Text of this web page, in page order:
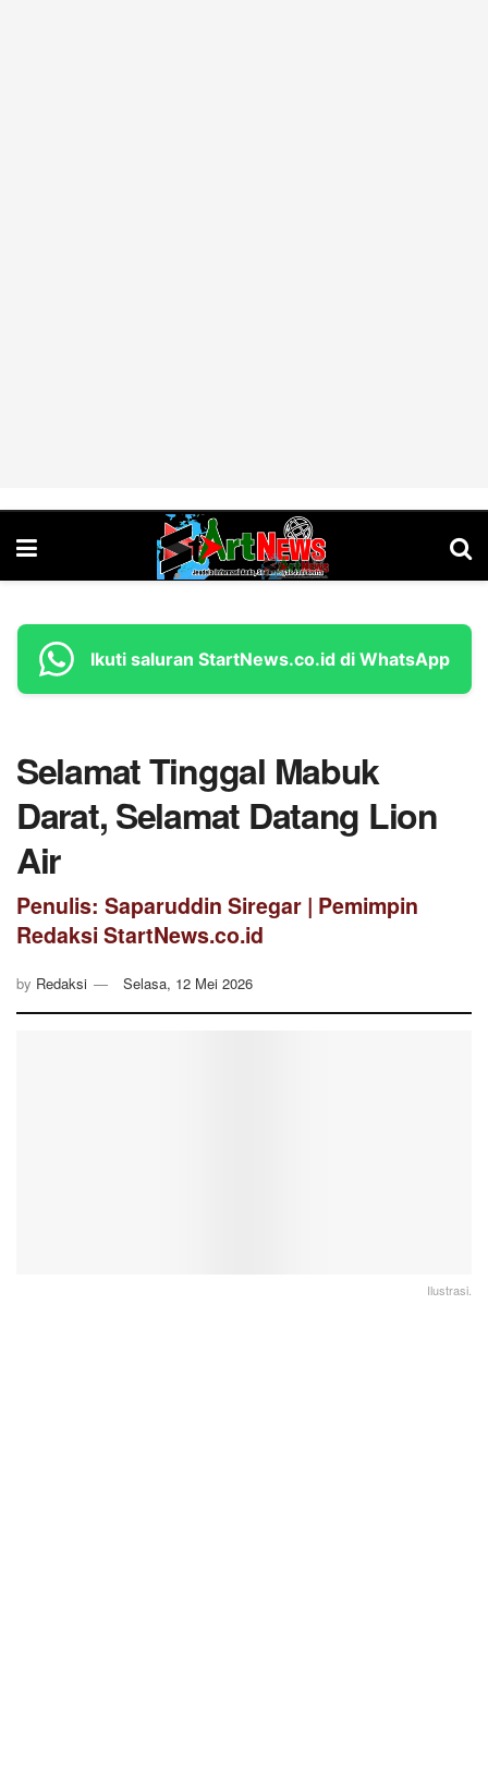
Ikuti saluran StartNews.co.id di WhatsApp
Selamat Tinggal Mabuk
Darat, Selamat Datang Lion
Air
Penulis: Saparuddin Siregar | Pemimpin
Redaksi StartNews.co.id
by Redaksi Selasa, 12 Mei 2026
Ilustrasi.